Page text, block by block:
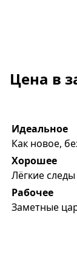
Цена в
Идеальное
Как новое,
Хорошее
Лёгкие
Рабочее
Заметные